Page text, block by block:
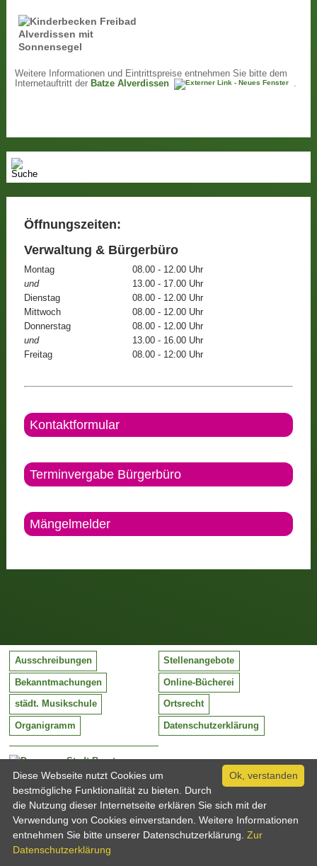
Weitere Informationen und Eintrittspreise entnehmen Sie bitte dem
Internetauftritt der Batze Alverdissen .
Öffnungszeiten:
Verwaltung & Bürgerbüro
Montag
08.00 - 12.00 Uhr
und
13.00 - 17.00 Uhr
Dienstag
08.00 - 12.00 Uhr
Mittwoch
08.00 - 12.00 Uhr
Donnerstag
08.00 - 12.00 Uhr
und
13.00 - 16.00 Uhr
Freitag
08.00 - 12:00 Uhr
Kontaktformular
Terminvergabe Bürgerbüro
Mängelmelder
Stadt Barntrup
Mittelstraße 38
32683 Barntrup
Tel:
Email:
05263 / 409-0
info@barntrup.de
Ausschreibungen Stellenangebote
Bekanntmachungen Online-Bücherei
städt. Musikschule Ortsrecht
Organigramm Datenschutzerklärung
Ok, verstanden
Diese Webseite nutzt Cookies um
bestmögliche Funktionalität zu bieten. Durch
die Nutzung dieser Internetseite erklären Sie sich mit der
Verwendung von Cookies einverstanden. Weitere Informationen
entnehmen Sie bitte unserer Datenschutzerklärung. Zur
Datenschutzerklärung